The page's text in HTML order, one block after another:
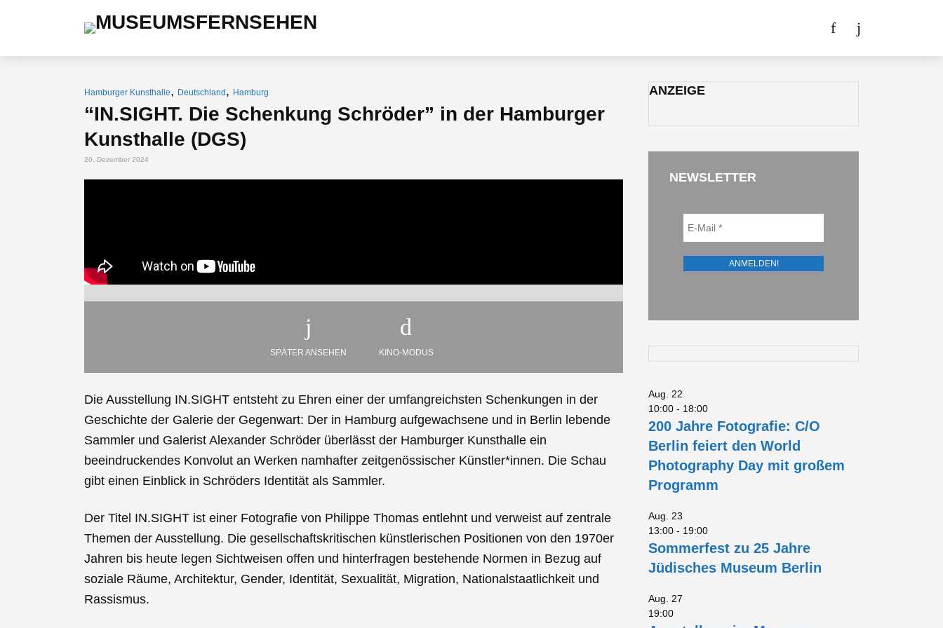
Hamburger Kunsthalle, Deutschland , Hamburg
“IN.SIGHT. Die Schenkung Schröder” in der Hamburger
Kunsthalle (DGS)
20. Dezember 2024
SPÄTER ANSEHEN KINO-MODUS
Die Ausstellung IN.SIGHT entsteht zu Ehren einer der umfangreichsten Schenkungen in der
Geschichte der Galerie der Gegenwart: Der in Hamburg aufgewachsene und in Berlin lebende
Sammler und Galerist Alexander Schröder überlässt der Hamburger Kunsthalle ein
beeindruckendes Konvolut an Werken namhafter zeitgenössischer Künstler*innen. Die Schau
gibt einen Einblick in Schröders Identität als Sammler.
Der Titel IN.SIGHT ist einer Fotografie von Philippe Thomas entlehnt und verweist auf zentrale
Themen der Ausstellung. Die gesellschaftskritischen künstlerischen Positionen von den 1970er
Jahren bis heute legen Sichtweisen offen und hinterfragen bestehende Normen in Bezug auf
soziale Räume, Architektur, Gender, Identität, Sexualität, Migration, Nationalstaatlichkeit und
Rassismus.
ANZEIGE
NEWSLETTER
Aug. 22
10:00 - 18:00
200 Jahre Fotografie: C/O
Berlin feiert den World
Photography Day mit großem
Programm
Aug. 23
13:00 - 19:00
Sommerfest zu 25 Jahre
Jüdisches Museum Berlin
Aug. 27
19:00